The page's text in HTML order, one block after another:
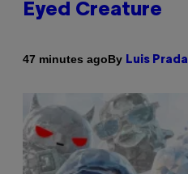
Eyed Creature
47 minutes agoBy Luis Prada